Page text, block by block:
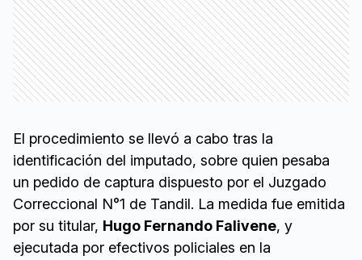
El procedimiento se llevó a cabo tras la
identificación del imputado, sobre quien pesaba
un pedido de captura dispuesto por el Juzgado
Correccional N°1 de Tandil. La medida fue emitida
por su titular, Hugo Fernando Falivene, y
ejecutada por efectivos policiales en la